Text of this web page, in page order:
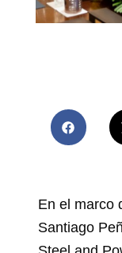
En el marco
Santiago